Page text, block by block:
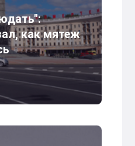
как мятеж